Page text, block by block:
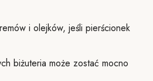
i olejków, jeśli pierścionek
biżuteria może zostać mocno